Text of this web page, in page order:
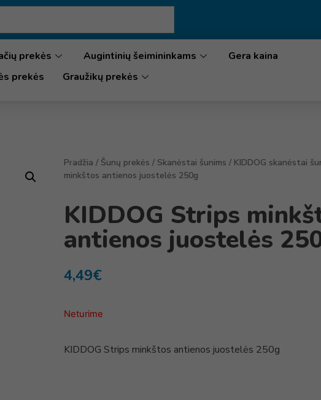
prekės Augintinių šeimininkams
Gera kaina
prekės
Graužikų prekės
Pradžia / Šunų prekės / Skanėstai šunims / KIDDOG skanėstai
minkštos antienos juostelės 250g
KIDDOG Strips
antienos juostelės
4,49€
Neturime
KIDDOG Strips minkštos antienos juostelės 250g